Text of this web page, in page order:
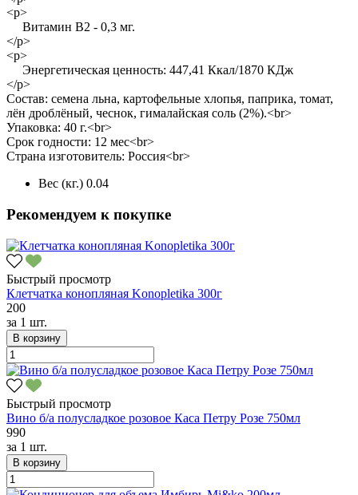
<p>
Витамин В2 - 0,3 мг.
</p>
<p>
Энергетическая ценность: 447,41 Ккал/1870 КДж
</p>
Состав: семена льна, картофельные хлопья, паприка, томат,
лён дроблёный, чеснок, гималайская соль (2%).<br>
Упаковка: 40 г.<br>
Срок годности: 12 мес<br>
Страна изготовитель: Россия<br>
Вес (кг.) 0.04
Рекомендуем к покупке
Быстрый просмотр
Клетчатка конопляная Konopletika 300г
200
за 1 шт.
В корзину
Быстрый просмотр
Вино б/а полусладкое розовое Каса Петру Розе 750мл
990
за 1 шт.
В корзину